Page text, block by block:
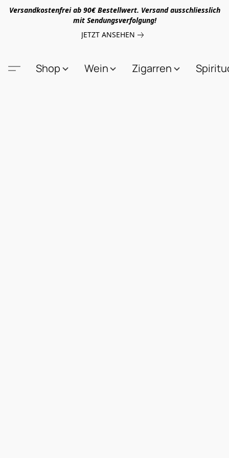
Versandkostenfrei ab 90€ Bestellwert. Versand ausschliesslich
mit Sendungsverfolgung!
JETZT ANSEHEN
Shop Wein Zigarren